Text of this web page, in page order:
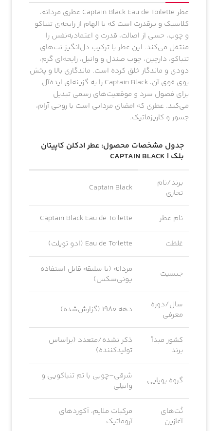
عطر Captain Black Eau de Toilette عطری مردانه،
کلاسیک و پرقدرت است که با الهام از رایحه‌ی تنباکو
و چوب، حسی از اصالت، قدرت و اعتمادبه‌نفس را
منتقل می‌کند. این عطر با ترکیب دل‌انگیز نت‌های
تنباکو، دارچین، چوب صندل و وانیل، رایحه‌ای گرم،
دودی و ماندگار خلق کرده است. ماندگاری بالا و پخش
بوی قوی آن، Captain Black را به گزینه‌ای ایده‌آل
برای فصول سرد و موقعیت‌های رسمی تبدیل
می‌کند. عطری که امضای مردانی است با روحی آرام،
جسور و کاریزماتیک.
جدول مشخصات محصول: عطر ادکلن کاپیتان
بلک | CAPTAIN BLACK
برند/نام
تجاری
Captain Black
نام عطر Captain Black Eau de Toilette
غلظت Eau de Toilette (ادو تویلت)
جنسیت
مردانه (با سلیقه قابل استفاده
یونی‌سکس)
سال/دوره
معرفی
دهه ۱۹۸۰ (گزارش‌شده)
کشور مبدأ
برند
ذکر نشده/متعدد (براساس
تولیدکننده)
گروه بویایی
شرقی–چوبی با تم تنباکویی و
وانیلی
نُت‌های
آغازین
مرکبات ملایم، آکوردهای
آروماتیک